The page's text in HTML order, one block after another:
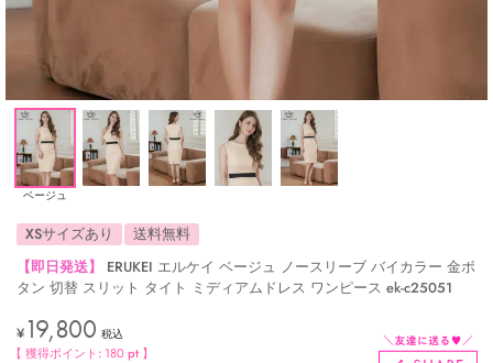
ベージュ
XSサイズあり
送料無料
【即日発送】
ERUKEI エルケイ ベージュ ノースリーブ バイカラー 金ボ
タン 切替 スリット タイト ミディアムドレス ワンピース ek-c25051
¥19,800 税込
【 獲得ポイント: 180pt 】